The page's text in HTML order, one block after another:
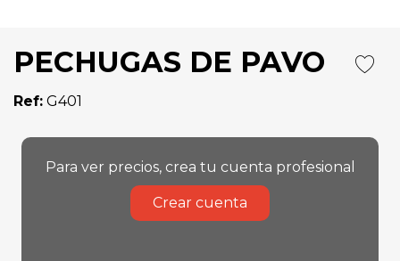
PECHUGAS DE PAVO
Ref: G401
Para ver precios, crea tu cuenta profesional
Crear cuenta